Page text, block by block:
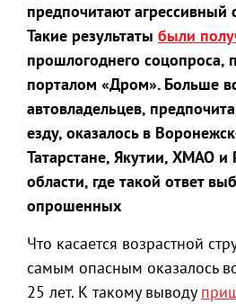
предпочитают агрессивный
Такие результаты были
прошлогоднего соцопроса,
порталом «Дром». Больше
автовладельцев,
езду, оказалось в
Татарстане, Якутии, ХМАО и
области, где такой ответ
опрошенных
Что касается возрастной
самым опасным оказалось
25 лет. К такому выводу